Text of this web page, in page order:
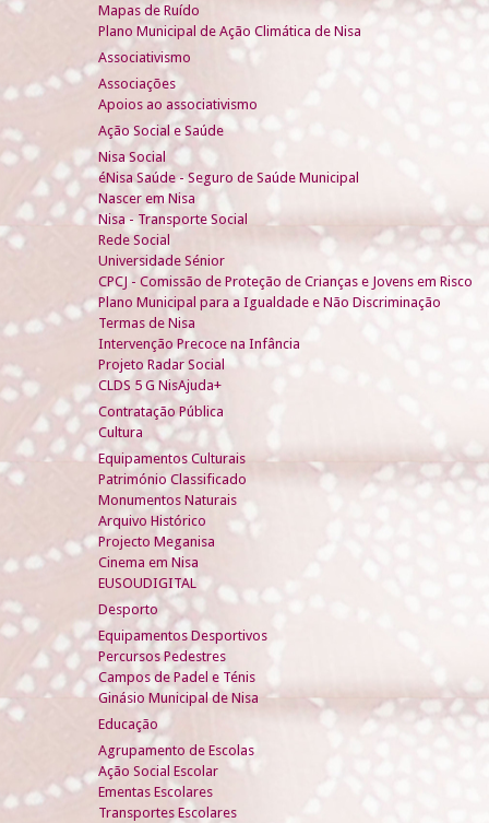
Mapas de Ruído
Plano Municipal de Ação Climática de Nisa
Associativismo
Associações
Apoios ao associativismo
Ação Social e Saúde
Nisa Social
éNisa Saúde - Seguro de Saúde Municipal
Nascer em Nisa
Nisa - Transporte Social
Rede Social
Universidade Sénior
CPCJ - Comissão de Proteção de Crianças e Jovens em Risco
Plano Municipal para a Igualdade e Não Discriminação
Termas de Nisa
Intervenção Precoce na Infância
Projeto Radar Social
CLDS 5 G NisAjuda+
Contratação Pública
Cultura
Equipamentos Culturais
Património Classificado
Monumentos Naturais
Arquivo Histórico
Projecto Meganisa
Cinema em Nisa
EUSOUDIGITAL
Desporto
Equipamentos Desportivos
Percursos Pedestres
Campos de Padel e Ténis
Ginásio Municipal de Nisa
Educação
Agrupamento de Escolas
Ação Social Escolar
Ementas Escolares
Transportes Escolares